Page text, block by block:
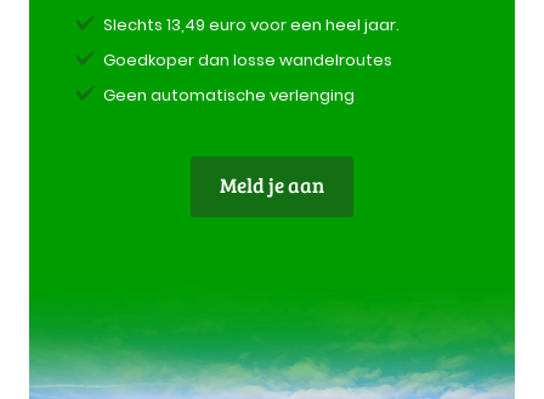
Slechts 13,49 euro voor een heel jaar.
Goedkoper dan losse wandelroutes
Geen automatische verlenging
Meld je aan